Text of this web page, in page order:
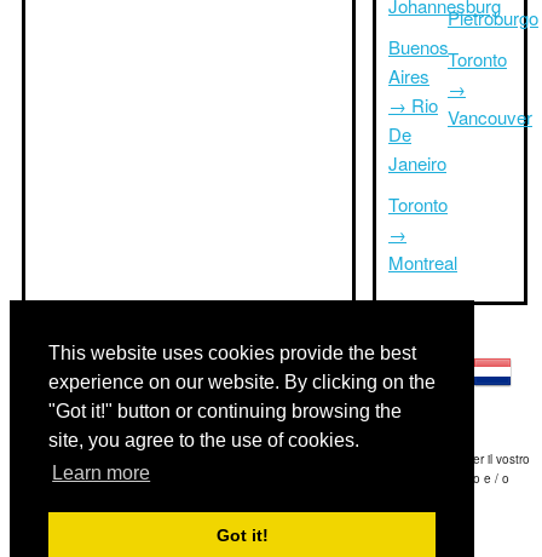
This website uses cookies provide the best
experience on our website. By clicking on the
"Got it!" button or continuing browsing the
site, you agree to the use of cookies.
Learn more
Got it!
Johannesburg
Buenos
Aires
→ Rio
De
Janeiro
Toronto
→
Montreal
Pietroburgo
Toronto
→
Vancouver
Disclaimer: Le informazioni visualizzate su questo sito è la nostra migliore stima e per il vostro
riferimento soltanto.Triptimeto.com non è responsabile di eventuali ritardi viaggio e / o